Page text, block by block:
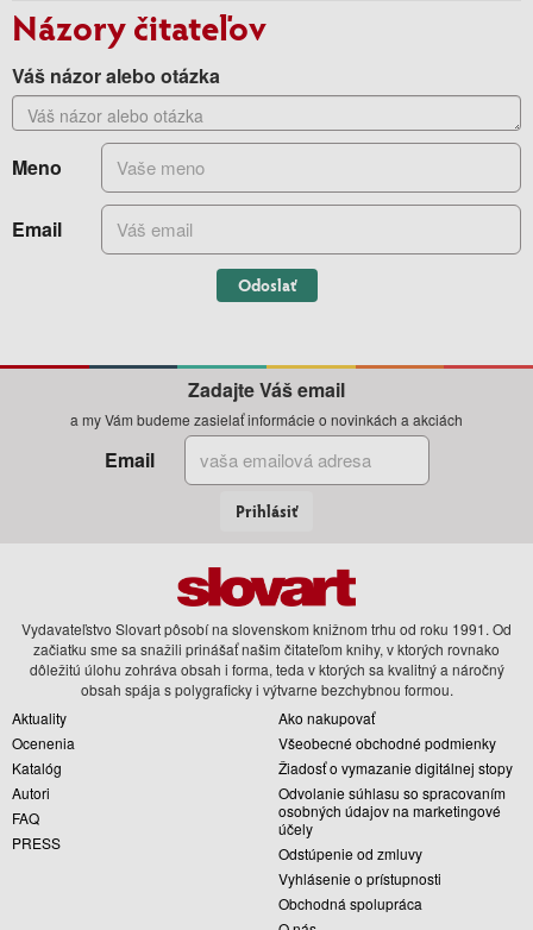
Názory čitateľov
Váš názor alebo otázka
Meno
Email
Odoslať
Zadajte Váš email
a my Vám budeme zasielať informácie o novinkách a akciách
Email
Prihlásiť
Vydavateľstvo Slovart pôsobí na slovenskom knižnom trhu od roku 1991. Od
začiatku sme sa snažili prinášať našim čitateľom knihy, v ktorých rovnako
dôležitú úlohu zohráva obsah i forma, teda v ktorých sa kvalitný a náročný
obsah spája s polygraficky i výtvarne bezchybnou formou.
Aktuality
Ocenenia
Katalóg
Autori
FAQ
PRESS
Ako nakupovať
Všeobecné obchodné podmienky
Žiadosť o vymazanie digitálnej stopy
Odvolanie súhlasu so spracovaním
osobných údajov na marketingové
účely
Odstúpenie od zmluvy
Vyhlásenie o prístupnosti
Obchodná spolupráca